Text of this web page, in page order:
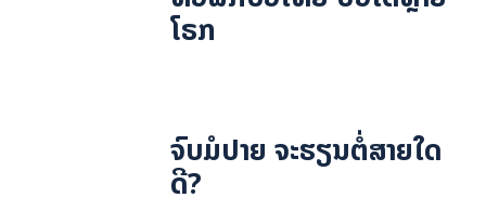
ໂຣກ
ຈົບມໍປາຍ ຈະຮຽນຕໍ່ສາຍໃດ
ດີ?